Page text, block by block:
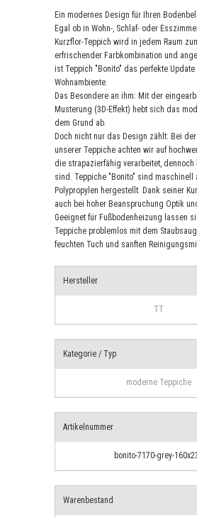
Ein modernes Design für Ihren
Egal ob in Wohn-, Schlaf- oder
Kurzflor-Teppich wird in jedem Raum
erfrischender Farbkombination und
ist Teppich "Bonito" das perfekte Update
Wohnambiente.
Das Besondere an ihm: Mit der
Musterung (3D-Effekt) hebt sich das
dem Grund ab.
Doch nicht nur das Design zählt: Bei
unserer Teppiche achten wir auf
die strapazierfähig verarbeitet,
sind. Teppiche "Bonito" sind maschinell
Polypropylen hergestellt. Dank seiner
auch bei hoher Beanspruchung Optik
Geeignet für Fußbodenheizung lassen
Teppiche problemlos mit dem
feuchten Tuch und sanften
Hersteller
TT
Kategorie / Typ
moderne Teppiche
Artikelnummer
bonito-7170-grey-
Warenbestand